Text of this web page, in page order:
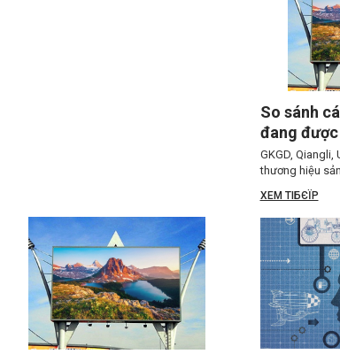
So sánh
đang
GKGD,
thương hiệu
XEM TIБЄЇP